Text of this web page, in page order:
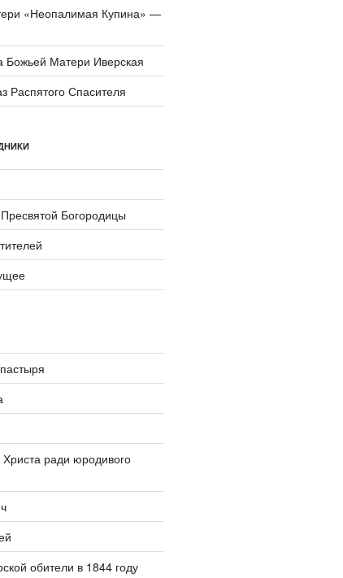
«Неопали­мая Купина» —
Божьей Матери Иверская
Распятого Спасителя
Богородицы
ради юродивого
обители в 1844 году